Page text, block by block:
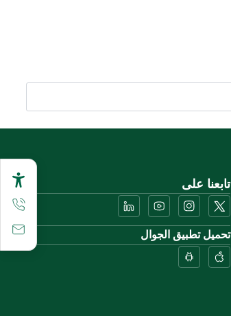
تابعنا على
تحميل تطبيق الجوال